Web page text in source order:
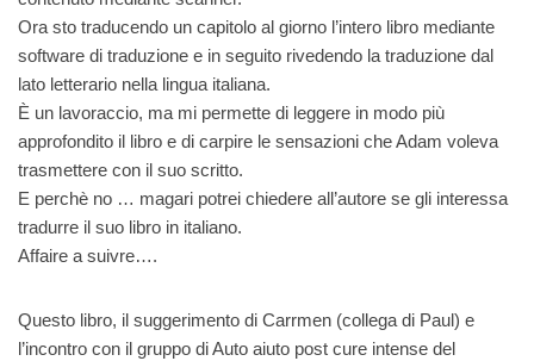
Ora sto traducendo un capitolo al giorno l’intero libro mediante
software di traduzione e in seguito rivedendo la traduzione dal
lato letterario nella lingua italiana.
È un lavoraccio, ma mi permette di leggere in modo più
approfondito il libro e di carpire le sensazioni che Adam voleva
trasmettere con il suo scritto.
E perchè no … magari potrei chiedere all’autore se gli interessa
tradurre il suo libro in italiano.
Affaire a suivre….
Questo libro, il suggerimento di Carrmen (collega di Paul) e
l’incontro con il gruppo di Auto aiuto post cure intense del